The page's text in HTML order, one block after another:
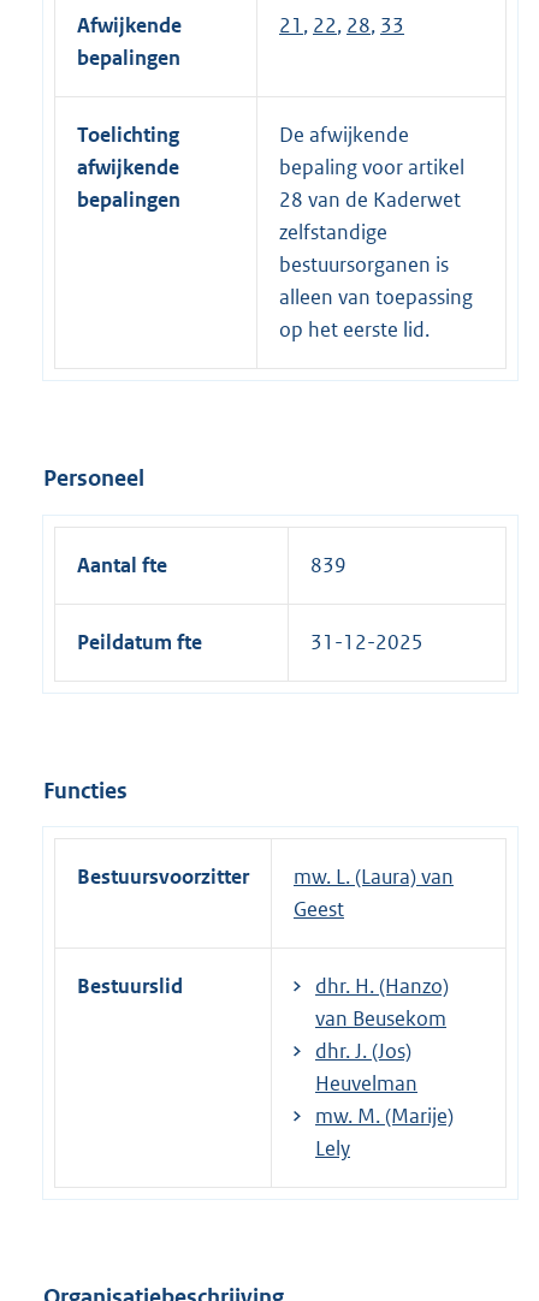
Afwijkende
bepalingen
21 , 22, 28, 33
Toelichting
afwijkende
bepalingen
De afwijkende
bepaling voor artikel
28 van de Kaderwet
zelfstandige
bestuursorganen is
alleen van toepassing
op het eerste lid.
Personeel
Aantal fte 839
Peildatum fte 31-12-2025
Functies
Bestuursvoorzitter
mw. L. (Laura) van
Geest
Bestuurslid
dhr. H. (Hanzo)
van Beusekom
dhr. J. (Jos)
Heuvelman
mw. M. (Marije)
Lely